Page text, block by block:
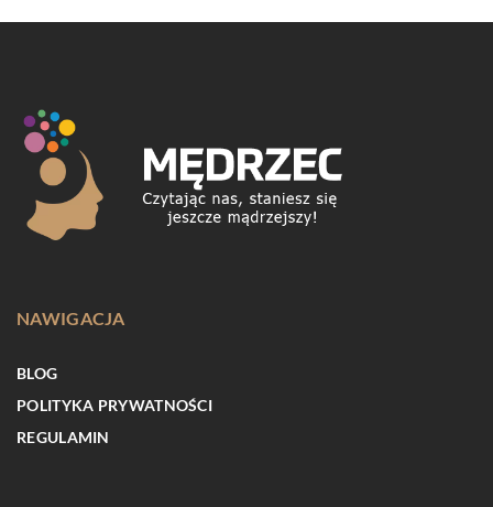
NAWIGACJA
BLOG
POLITYKA PRYWATNOŚCI
REGULAMIN